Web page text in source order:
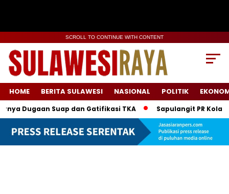
SCROLL TO CONTINUE WITH CONTENT
HOME BERITA SULAWESI NASIONAL POLITIK
Dugaan Suap dan Gatifikasi TKA Sapulangit PR